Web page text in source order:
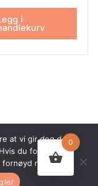
i
forbeholdt.
AS.
0
at vi gir deg den
du fortsetter å
med det.